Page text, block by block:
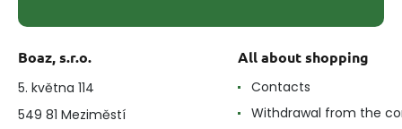
Boaz, s.r.o.
5. května 114
549 81 Meziměstí
All about shopping
Contacts
Withdrawal from the